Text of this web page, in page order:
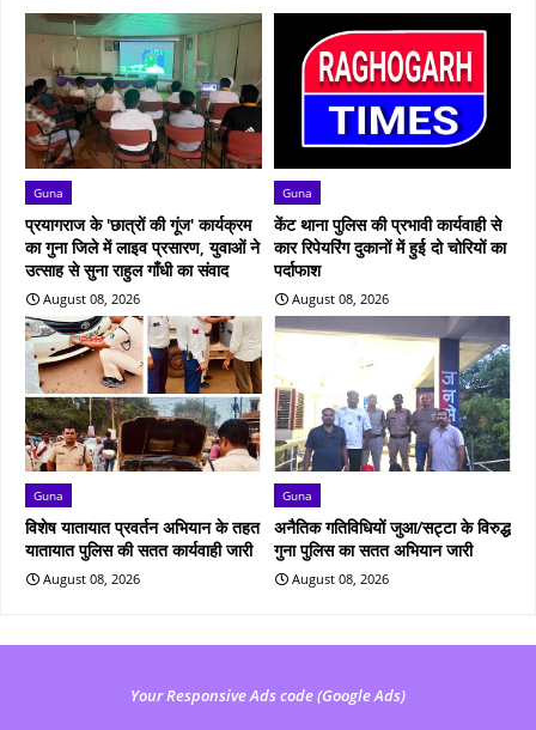
Guna
प्रयागराज के 'छात्रों की गूंज' कार्यक्रम
का गुना जिले में लाइव प्रसारण, युवाओं ने
उत्साह से सुना राहुल गाँधी का संवाद
August 08, 2026
Guna
केंट थाना पुलिस की प्रभावी कार्यवाही से
कार रिपेयरिंग दुकानों में हुई दो चोरियों का
पर्दाफाश
August 08, 2026
Guna
विशेष यातायात प्रवर्तन अभियान के तहत
यातायात पुलिस की सतत कार्यवाही जारी
August 08, 2026
Guna
अनैतिक गतिविधियों जुआ/सट्टा के विरुद्ध
गुना पुलिस का सतत अभियान जारी
August 08, 2026
Your Responsive Ads code (Google Ads)